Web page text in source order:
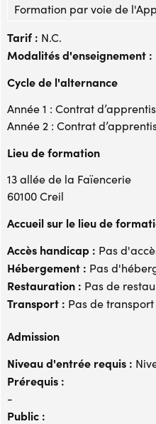
Formation par voie de
Tarif : N.C.
Modalités d'enseignement :
Cycle de l'alternance
Année 1 : Contrat
Année 2 : Contrat
Lieu de formation
13 allée de la Faïencerie
60100 Creil
Accueil sur le lieu de
Accès handicap : Pas
Hébergement : Pas
Restauration : Pas de
Transport : Pas de transport
Admission
Niveau d'entrée requis :
Prérequis :
-
Public :